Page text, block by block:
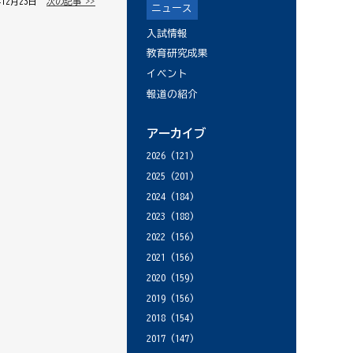
ニュース
入試情報
教育研究成果
イベント
報道の紹介
アーカイブ
2026 (121)
2025 (201)
2024 (184)
2023 (188)
2022 (156)
2021
(156)
2020 (159)
2019 (156)
2018 (154)
2017 (147)